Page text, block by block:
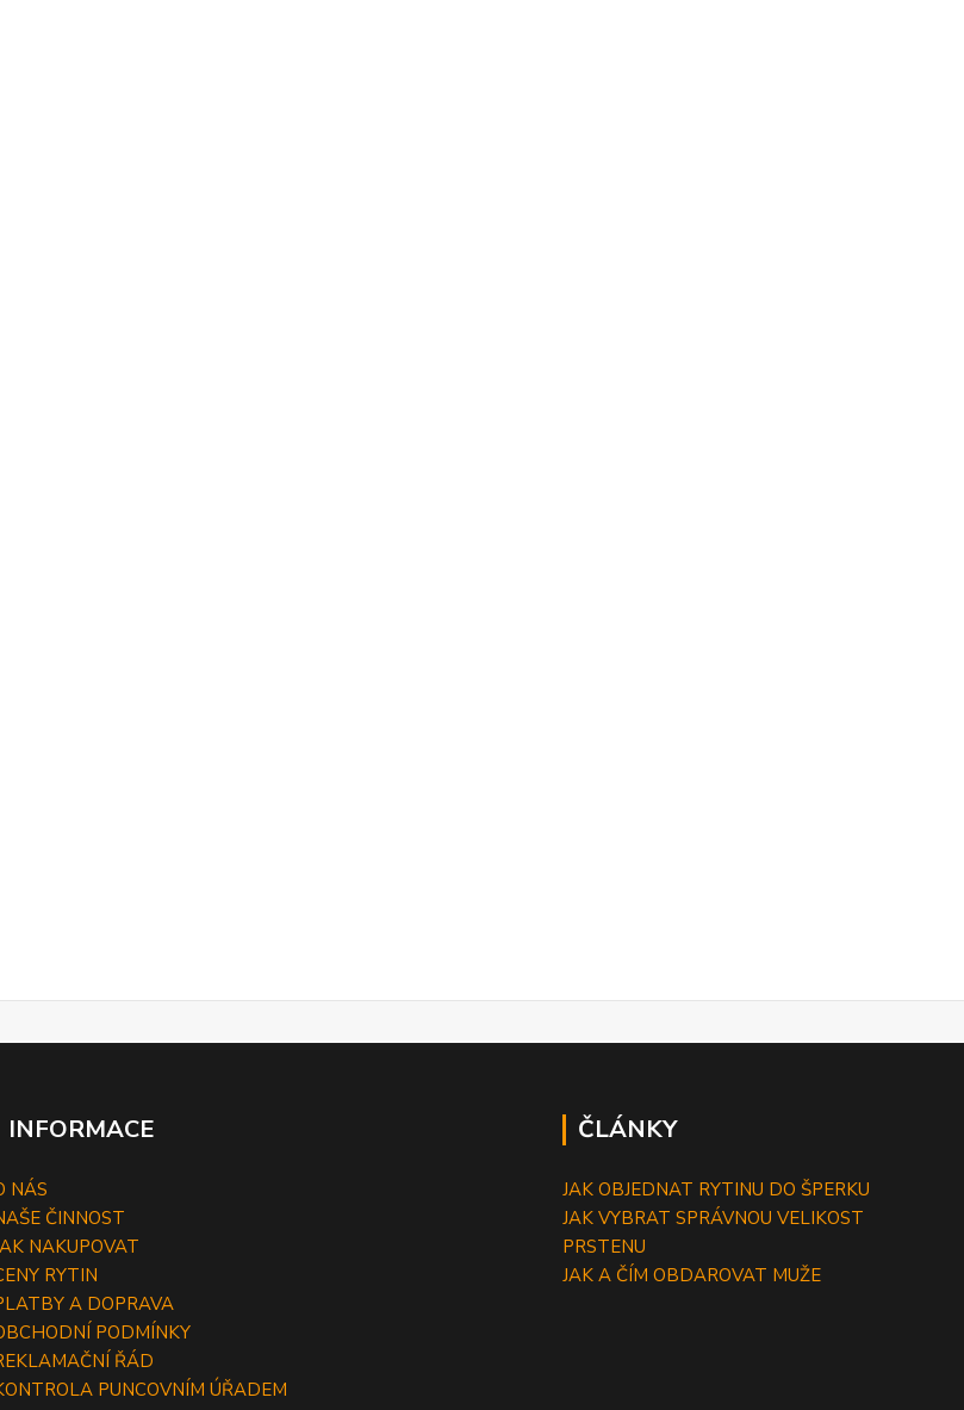
INFORMACE
NÁS
ČINNOST
NAKUPOVAT
RYTIN
A DOPRAVA
PODMÍNKY
ŘÁD
PUNCOVNÍM ÚŘADEM
ČLÁNKY
JAK OBJEDNAT RYTINU DO ŠPERKU
JAK VYBRAT SPRÁVNOU VELIKOST
PRSTENU
JAK A ČÍM OBDAROVAT MUŽE